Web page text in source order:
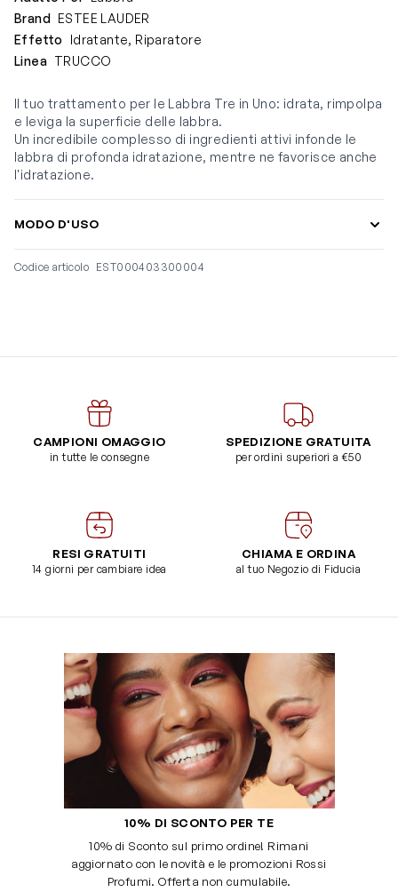
Brand ESTEE LAUDER
Effetto
Idratante, Riparatore
Linea TRUCCO
Il tuo trattamento per le Labbra Tre in Uno: idrata, rimpolpa
e leviga la superficie delle labbra.
Un incredibile complesso di ingredienti attivi infonde le
labbra di profonda idratazione, mentre ne favorisce anche
l'idratazione.
MODO D'USO
Codice articolo EST000403300004
CAMPIONI OMAGGIO
in tutte le consegne
SPEDIZIONE GRATUITA
per ordini superiori a €50
RESI GRATUITI
14 giorni per cambiare idea
CHIAMA E ORDINA
al tuo Negozio di Fiducia
10% DI SCONTO PER TE
10% di Sconto sul primo ordine! Rimani
aggiornato con le novità e le promozioni Rossi
Profumi. Offerta non cumulabile.